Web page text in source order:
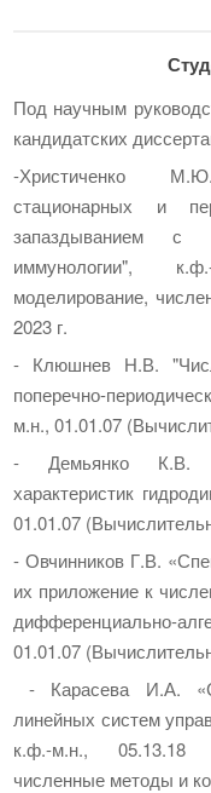
Под научным
кандидатских
-Христиченко
стационарных и
запаздыванием с
иммунологии",
моделирование,
2023 г.
- Клюшнев Н.В.
поперечно-
м.н., 01.01.07
- Демьянко К.В.
характеристик
01.01.07
- Овчинников Г.В.
их приложение к
дифференциально-
01.01.07
- Карасева И.А.
линейных систем
к.ф.-м.н., 05.13.18
численные методы и